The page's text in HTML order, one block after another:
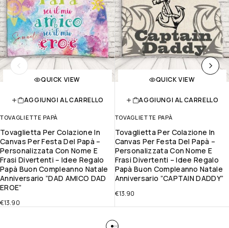
QUICK VIEW
AGGIUNGI AL CARRELLO
TOVAGLIETTE PAPÀ
Tovaglietta Per Colazione In
Canvas Per Festa Del Papà –
Personalizzata Con Nome E
Frasi Divertenti – Idee Regalo
Papà Buon Compleanno Natale
Anniversario ”DAD AMICO DAD
EROE”
€13.90
QUICK VIEW
AGGIUNGI AL CARRELLO
TOVAGLIETTE PAPÀ
Tovaglietta Per Colazione In
Canvas Per Festa Del Papà –
Personalizzata Con Nome E
Frasi Divertenti – Idee Regalo
Papà Buon Compleanno Natale
Anniversario ”CAPTAIN DADDY”
€13.90